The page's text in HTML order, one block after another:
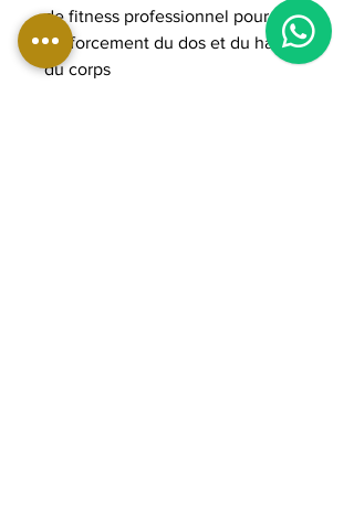
de fitness professionnel pour le
renforcement du dos et du haut
du corps